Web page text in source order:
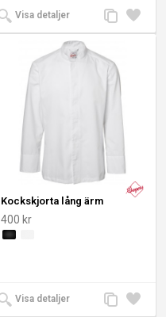
Visa detaljer
Lägg
till i
Lägg
till
Kockskjorta lång ärm
400 kr
Visa detaljer
Lägg
till i
Lägg
till